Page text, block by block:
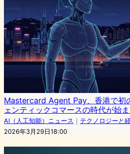
Mastercard Agent Pay、香港で初
ェンティックコマースの時代が始
AI（人工知能）ニュース ｜ テクノロジーと
2026年3月29日18:00